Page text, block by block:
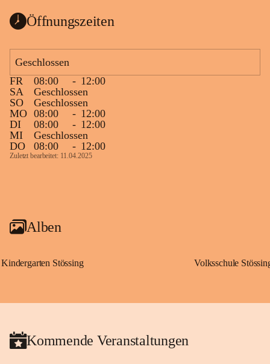
Öffnungszeiten
Geschlossen
FR
08:00 - 12:00
SA
Geschlossen
SO
Geschlossen
MO 08:00 - 12:00
DI
08:00 - 12:00
MI
Geschlossen
DO
08:00 - 12:00
Zuletzt bearbeitet: 11.04.2025
Alben
Kindergarten Stössing Volksschule
Kommende Veranstaltungen